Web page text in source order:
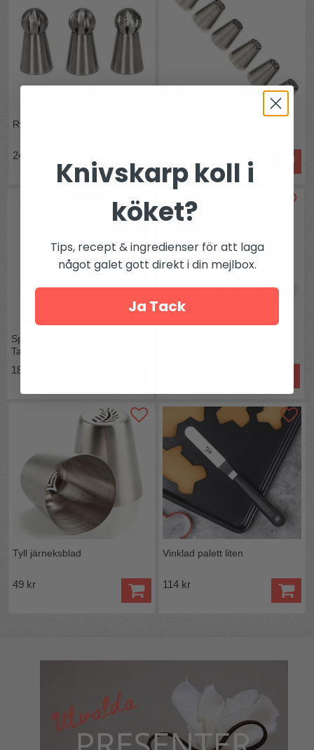
Ryska bolltyllar 3-pack Patisse
249 kr
Spritspåse med 8 små tyllar
Tala
189 kr
Tyll järneksblad
49 kr
Vinklad palett liten
114 kr
Knivskarp koll i
köket?
Tips, recept & ingredienser för att laga
något galet gott direkt i din mejlbox.
Ja Tack